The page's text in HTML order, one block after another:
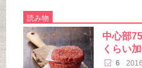
読み物
中心部
くらい
6